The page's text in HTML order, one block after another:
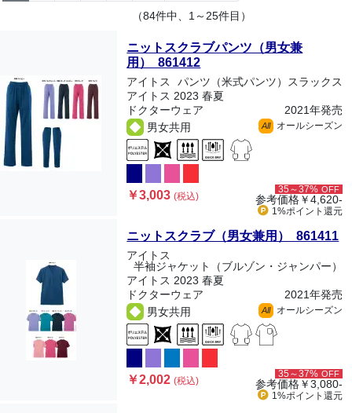
（84件中、1～25件目）
ニットスクラブパンツ（男女兼
用） 861412
アイトス
パンツ（米式パンツ）スラックス
アイトス 2023 春夏
ドクターウェア
2021年発売
男女共用
All オールシーズン
￥3,003(税込)
35～37% OFF
参考価格￥4,620-
1%ポイント 還元
ニットスクラブ（男女兼用） 861411
アイトス
半袖ジャケット（ブルゾン・ジャンパー）
アイトス 2023 春夏
ドクターウェア
2021年発売
男女共用
All オールシーズン
￥2,002(税込)
35～37% OFF
参考価格￥3,080-
1%ポイント 還元